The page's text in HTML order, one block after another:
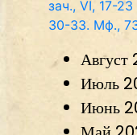
зач., VI, 17-23
30-33. Мф.,
Август
Июль
Июнь